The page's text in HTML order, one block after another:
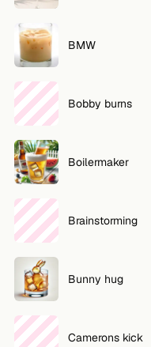
BMW
Bobby burns
Boilermaker
Brainstorming
Bunny hug
Camerons kick